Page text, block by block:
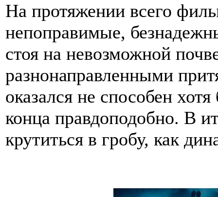
На протяжении всего
непоправимые,
стоя на невозможной
разнонаправленными
оказался не способен
конца правдоподобно. В
крутиться в гробу, как